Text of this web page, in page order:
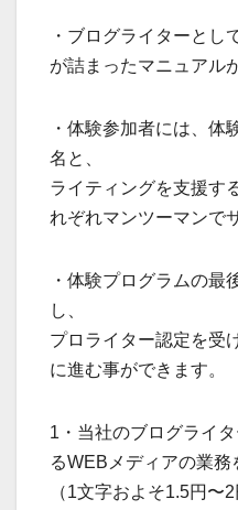
・ブログライターとし
が詰まったマニュアル
・体験参加者には、体
名と、
ライティングを支援す
れぞれマンツーマンで
・体験プログラムの最
し、
プロライター認定を受
に進む事ができます。
1・当社のブログライ
るWEBメディアの業務
（1文字およそ1.5円〜